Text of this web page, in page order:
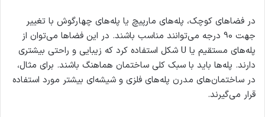
در فضاهای کوچک، پله‌های مارپیچ یا پله‌های چهارگوش با تغییر
جهت 90 درجه می‌توانند مناسب باشند. در این فضاها می‌توان از
پله‌های مستقیم یا U شکل استفاده کرد که زیبایی و راحتی بیشتری
دارند. پله‌ها باید با سبک کلی ساختمان هماهنگ باشند. برای مثال،
در ساختمان‌های مدرن پله‌های فلزی و شیشه‌ای بیشتر مورد استفاده
قرار می‌گیرند.